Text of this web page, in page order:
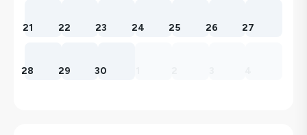
21 22 23 24 25 26 27
28 29 30